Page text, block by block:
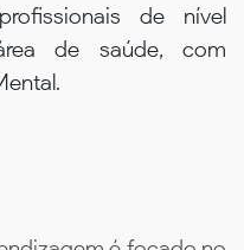
de nível
de saúde, com